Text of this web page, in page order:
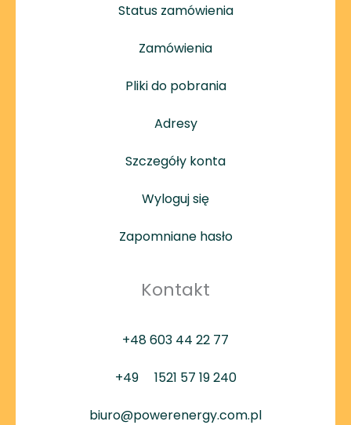
Status zamówienia
Zamówienia
Pliki do pobrania
Adresy
Szczegóły konta
Wyloguj się
Zapomniane hasło
Kontakt
+48 603 44 22 77
+49 1521 57 19 240
biuro@powerenergy.com.pl